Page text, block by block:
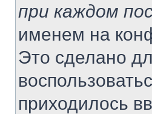
при каждом
именем на
Это сделано
приходилось